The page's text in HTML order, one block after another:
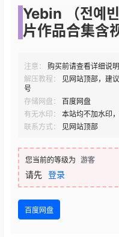
Yebin （전예
片作品合集含
注意：
购买前请查看详细说
解压教程：
见网站顶部，建
号
存储网盘：
百度网盘
有无水印：
本站均不加水印
联系方式：
见网站顶部
您当前的等级为 游客
请先 登录
百度网盘